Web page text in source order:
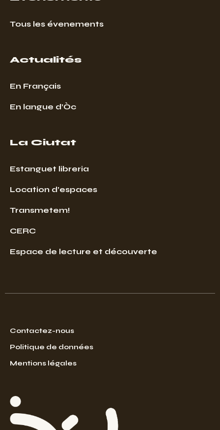
Tous les évenements
Actualités
En Français
En langue d’Òc
La Ciutat
Estanguet libreria
Location d’espaces
Transmetem!
CERC
Espace de lecture et découverte
Contactez-nous
Politique de données
Mentions légales